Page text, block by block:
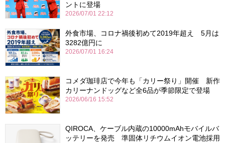
ントに登場
2026/07/01 22:12
外食市場、コロナ禍後初めて2019年超え 5月は
3282億円に
2026/07/01 16:24
コメダ珈琲店で今年も「カリー祭り」開催 新作
カリーナンドッグなど全6品が季節限定で登場
2026/06/16 15:52
QIROCA、ケーブル内蔵の10000mAhモバイルバ
ッテリーを発売 準固体リチウムイオン電池採用